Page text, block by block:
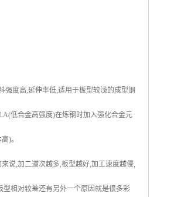
强度高,延伸率低,适用于板型较浅的成型钢
低合金高强度)在炼钢时加入强化合金元
)。
说,加二道次越多,板型越好,加工速度越侵,
相对较差还有另外一个原因就是很多彩